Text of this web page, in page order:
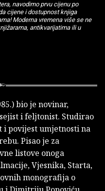
navodimo prvu cijenu po
cijene i dostupnost knjiga
Moderna vremena više se ne
antikvarijatima ili u
bio je novinar,
i feljtonist. Studirao
povijest umjetnosti na
Pisao je za
listove onoga
Vjesnika, Starta,
monografija o